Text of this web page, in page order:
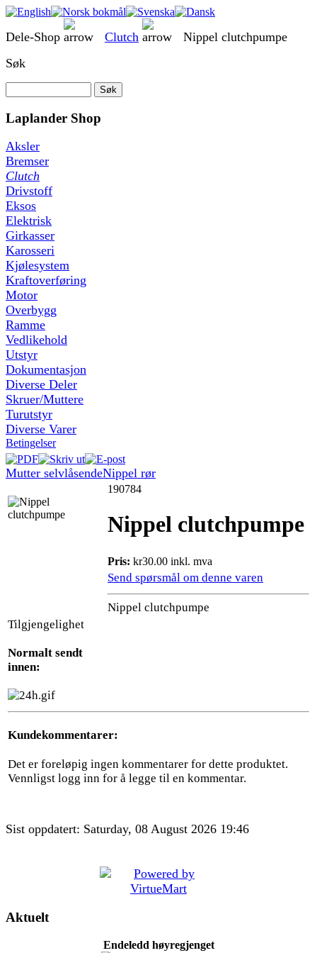
Dele-Shop Clutch
Nippel clutchpumpe
Søk
Laplander Shop
Aksler
Bremser
Clutch
Drivstoff
Eksos
Elektrisk
Girkasser
Karosseri
Kjølesystem
Kraftoverføring
Motor
Overbygg
Ramme
Vedlikehold
Utstyr
Dokumentasjon
Diverse Deler
Skruer/Muttere
Turutstyr
Diverse Varer
Betingelser
Mutter selvlåsendeNippel rør
190784
Nippel clutchpumpe
Pris: kr30.00 inkl. mva
Send spørsmål om denne varen
Nippel clutchpumpe
Tilgjengelighet
Normalt sendt
innen:
Kundekommentarer:
Det er foreløpig ingen kommentarer for dette produktet.
Vennligst logg inn for å legge til en kommentar.
Sist oppdatert: Saturday, 08 August 2026 19:46
Aktuelt
Endeledd høyregjenget